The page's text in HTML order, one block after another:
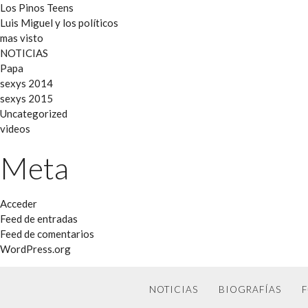
Los Pinos Teens
Luis Miguel y los políticos
mas visto
NOTICIAS
Papa
sexys 2014
sexys 2015
Uncategorized
videos
Meta
Acceder
Feed de entradas
Feed de comentarios
WordPress.org
NOTICIAS BIOGRAFÍAS